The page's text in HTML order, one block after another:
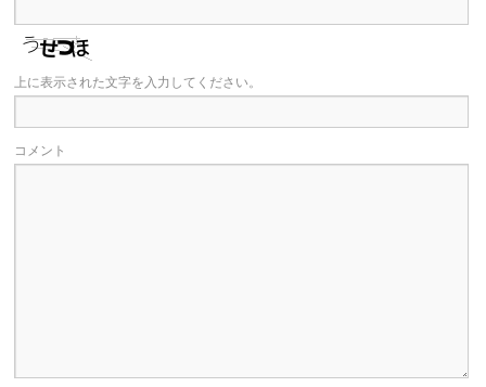
上に表示された文字を入力してください。
コメント